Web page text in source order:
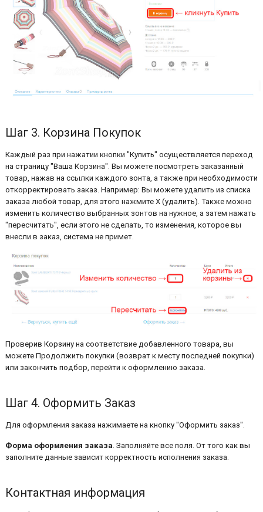
Шаг 3. Корзина Покупок
Каждый раз при нажатии кнопки "Купить" осуществляется переход
на страницу "Ваша Корзина". Вы можете посмотреть заказанный
товар, нажав на ссылки каждого зонта, а также при необходимости
откорректировать заказ. Например: Вы можете удалить из списка
заказа любой товар, для этого нажмите Х (удалить). Также можно
изменить количество выбранных зонтов на нужное, а затем нажать
"пересчитать", если этого не сделать, то изменения, которое вы
внесли в заказ, система не примет.
Проверив Корзину на соответствие добавленного товара, вы
можете Продолжить покупки (возврат к месту последней покупки)
или закончить подбор, перейти к оформлению заказа.
Шаг 4. Оформить Заказ
Для оформления заказа нажимаете на кнопку "Оформить заказ".
Форма оформления заказа . Заполняйте все поля. От того как вы
заполните данные зависит корректность исполнения заказа.
Контактная информация